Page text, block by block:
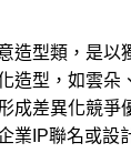
造型類，是以
造型，如雲
成差異化競爭
業IP聯名或設